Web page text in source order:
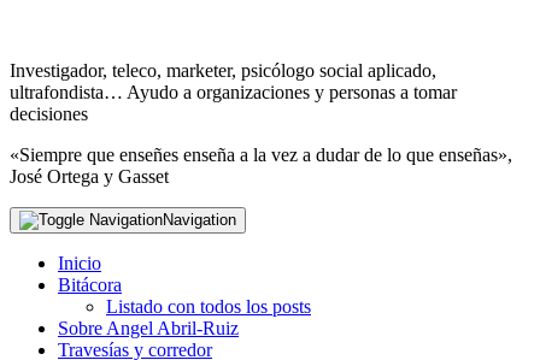
Investigador, teleco, marketer, psicólogo social aplicado,
ultrafondista… Ayudo a organizaciones y personas a tomar
decisiones
«Siempre que enseñes enseña a la vez a dudar de lo que enseñas»,
José Ortega y Gasset
Navigation
Inicio
Bitácora
Listado con todos los posts
Sobre Angel Abril-Ruiz
Travesías y corredor